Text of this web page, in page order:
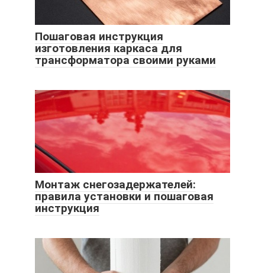
Пошаговая инструкция
изготовления каркаса для
трансформатора своими руками
Монтаж снегозадержателей:
правила установки и пошаговая
инструкция